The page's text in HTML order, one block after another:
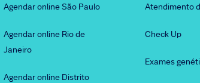
Agendar online São Paulo
Agendar online Rio de
Janeiro
Agendar online Distrito
Atendimento
Check Up
Exames